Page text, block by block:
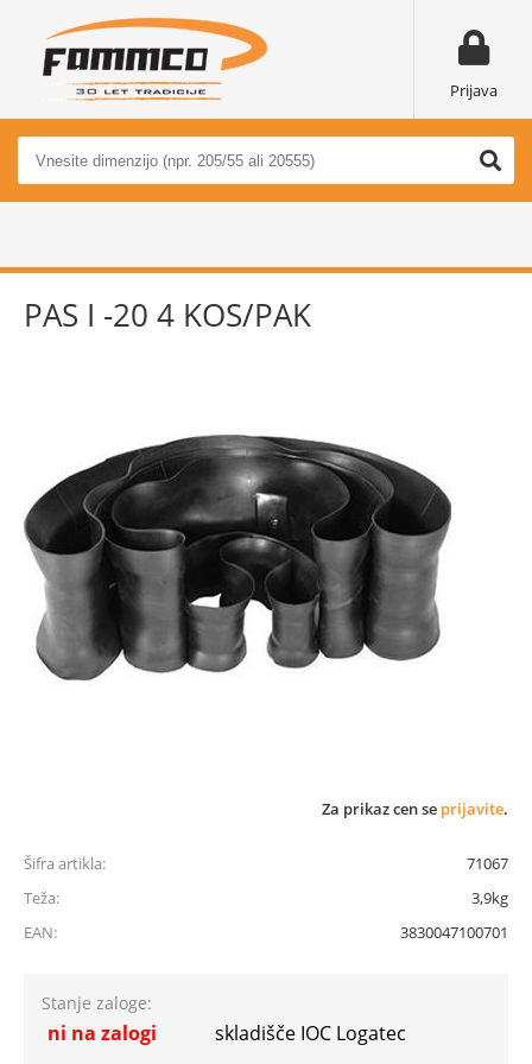
Prijava
PAS I -20 4 KOS/PAK
Za prikaz cen se prijavite.
Šifra artikla:
71067
Teža:
3,9kg
EAN:
3830047100701
Stanje zaloge:
ni na zalogi skladišče IOC Logatec